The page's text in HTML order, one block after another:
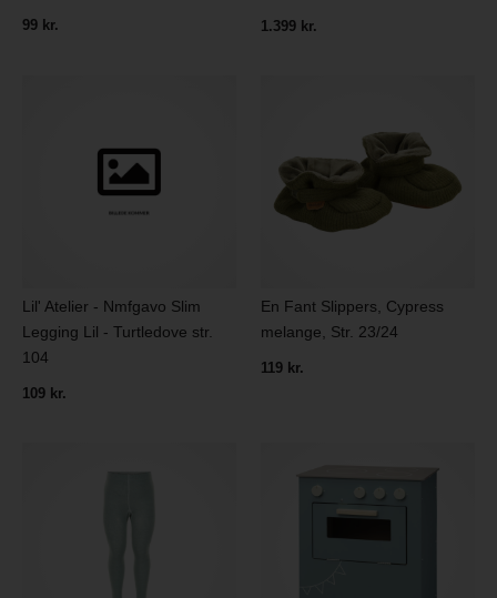
99 kr. 1.399 kr.
Lil' Atelier - Nmfgavo Slim
Legging Lil - Turtledove str.
104
109 kr.
En Fant Slippers, Cypress
melange, Str. 23/24
119 kr.